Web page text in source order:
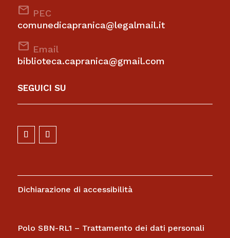
mail PEC
comunedicapranica@legalmail.it
mail Email
biblioteca.capranica@gmail.com
SEGUICI SU
Dichiarazione di accessibilità
Polo SBN-RL1 – Trattamento dei dati personali